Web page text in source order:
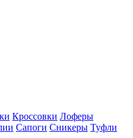
Кроссовки Лоферы
Сапоги Сникеры Туфли